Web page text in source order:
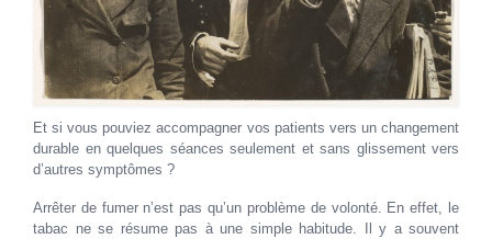
Et si vous pouviez accompagner vos patients vers un changement
durable en quelques séances seulement et sans glissement vers
d’autres symptômes ?
Arrêter de fumer n’est pas qu’un problème de volonté. En effet, le
tabac ne se résume pas à une simple habitude. Il y a souvent